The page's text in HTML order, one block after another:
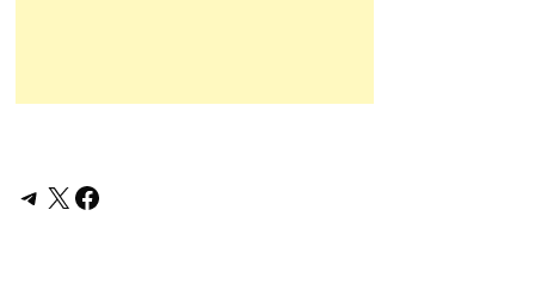
Telegram
X Facebook